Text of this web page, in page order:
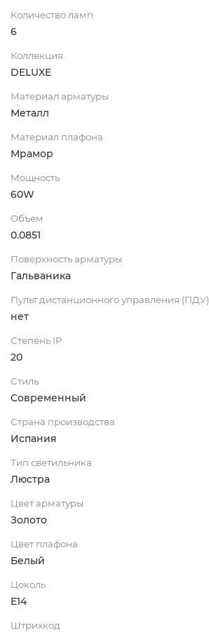
Количество ламп
6
Коллекция
DELUXE
Материал арматуры
Металл
Материал плафона
Мрамор
Мощность
60W
Объем
0.0851
Поверхность арматуры
Гальваника
Пульт дистанционного управления (ПДУ)
нет
Степень IP
20
Стиль
Современный
Страна производства
Испания
Тип светильника
Люстра
Цвет арматуры
Золото
Цвет плафона
Белый
Цоколь
E14
Штрихкод